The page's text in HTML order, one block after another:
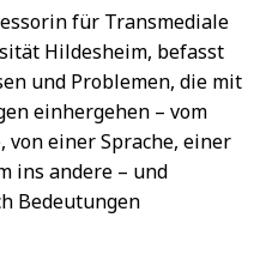
für Transmediale
Hildesheim, befasst
und Problemen, die mit
einhergehen – vom
einer Sprache, einer
ins andere – und
Bedeutungen